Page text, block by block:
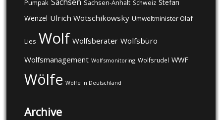
Pumpak Sachsen Sachsen-Anhalt Schweiz Stefan
Wenzel Ulrich Wotschikowsky Umweltminister Olaf
Lies Wolf Wolfsberater Wolfsbüro
Wolfsmanagement Wolfsmonitoring Wolfsrudel WWF
Wölfe Wölfe in Deutschland
Archive